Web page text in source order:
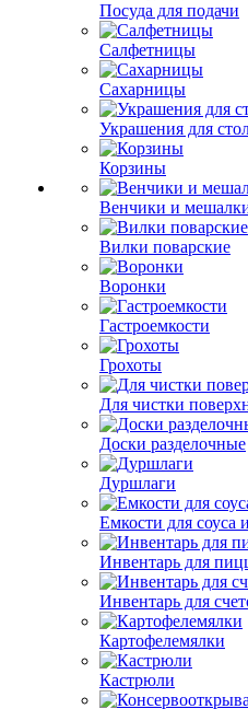
Посуда для подачи
Салфетницы
Сахарницы
Украшения для
Корзины
Венчики и
Вилки поварские
Воронки
Гастроемкости
Грохоты
Для чистки
Доски разделочные
Дуршлаги
Емкости для соуса
Инвентарь для
Инвентарь для
Картофелемялки
Кастрюли